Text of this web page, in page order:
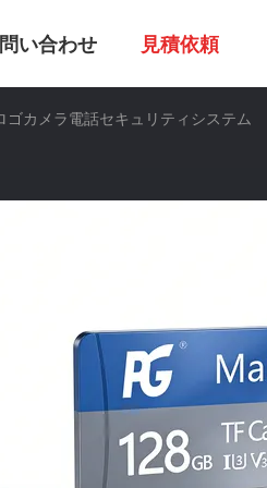
い合わせ 見積依頼
ゴカメラ電話セキュリティシステム